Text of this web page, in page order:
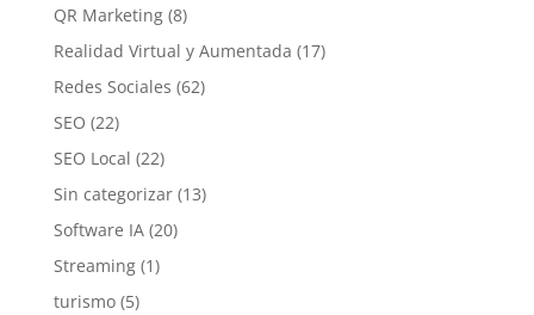
QR Marketing(8)
Realidad Virtual y Aumentada (17)
Redes Sociales (62)
SEO (22)
SEO Local (22)
Sin categorizar(13)
Software IA(20)
Streaming(1)
turismo(5)